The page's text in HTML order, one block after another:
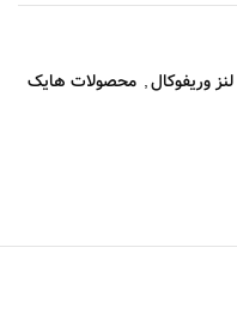
لنز وریفوکال, محصولات هایک